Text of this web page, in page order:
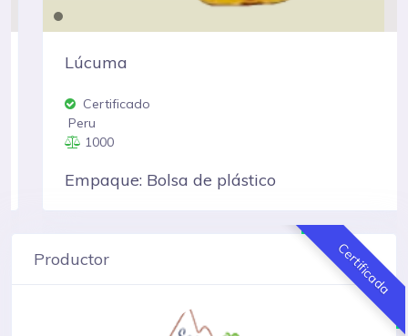
Lúcuma
Certificado
1000
Empaque: Bolsa de plástico
Productor Certificada